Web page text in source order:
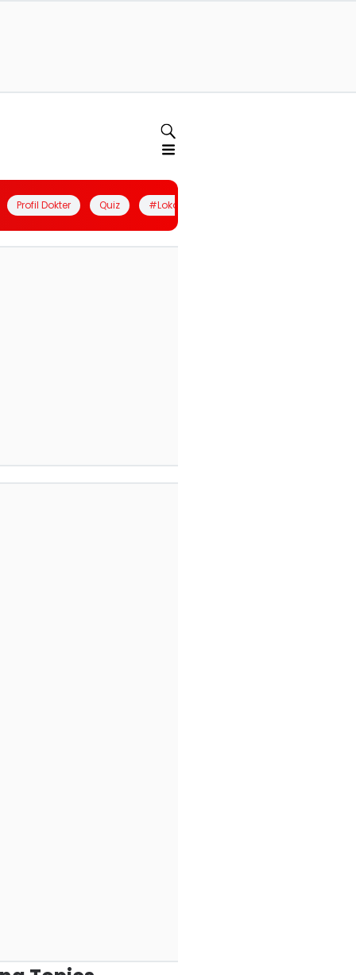
Profil Dokter Quiz #LokalBerdaya